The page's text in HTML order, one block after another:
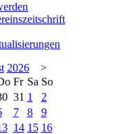
2026
>
Fr Sa So
31 1
2
7 8
9
14 15 16